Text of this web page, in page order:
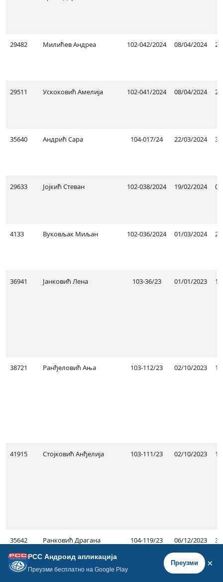
29482 Милићев Андреа 102-042/2024 08/04/2024
29511 Ускоковић Амелија 102-041/2024 08/04/2024
35640 Андрић Сара 104-017/24 22/03/2024
29633 Јојкић Стеван 102-038/2024 19/02/2024
4133 Вуковљак Миљан 102-036/2024 01/03/2024
36941 Јанковић Лена 103-36/23 01/01/2023
38721 Ранђеловић Ања 103-112/23 02/10/2023
41915 Стојковић Анђелија 103-111/23 02/10/2023
35642 Ранковић Драгана 104-119/23 06/12/2023
РСС Андроид апликација
Преузми бесплатно на Google Play
Преузми ×